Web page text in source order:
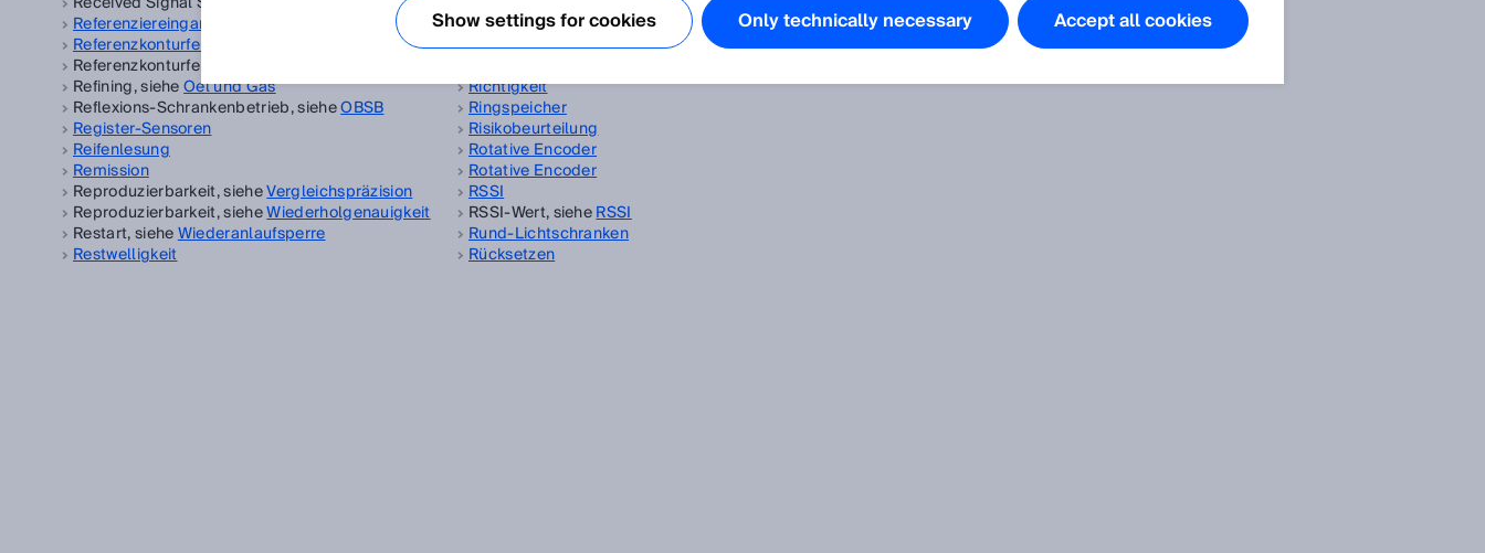
Referenziereingang
Referenzkonturfeld
Referenzkonturfeld, siehe
Refining, sieheOel und Gas
Reflexions-Schrankenbetrieb, sieheOBSB
Register-Sensoren
Reifenlesung
Remission
Reproduzierbarkeit, sieheVergleichspräzision
Reproduzierbarkeit, sieheWiederholgenauigkeit
Restart, sieheWiederanlaufsperre
Restwelligkeit
RFID-Lesegerät
RFID-Reader, sieheRFID-Lesegerät
Richtigkeit
Ringspeicher
Risikobeurteilung
Rotative Encoder
Rotative Encoder
RSSI
RSSI-Wert, sieheRSSI
Rund-Lichtschranken
Rücksetzen
Show settings for cookies Only technically necessary Accept all cookies